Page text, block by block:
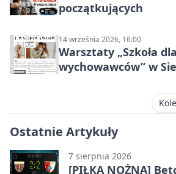
początkujących
14 września 2026, 16:00
Warsztaty „Szkoła
wychowawców” w
Ostatnie Artykuły
7 sierpnia 2026
[PIŁKA NOŻNA]